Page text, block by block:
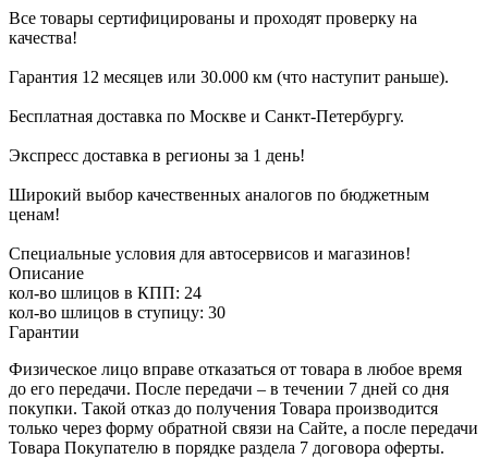
Все товары сертифицированы и проходят проверку на
качества!
Гарантия 12 месяцев или 30.000 км (что наступит раньше).
Бесплатная доставка по Москве и Санкт-Петербургу.
Экспресс доставка в регионы за 1 день!
Широкий выбор качественных аналогов по бюджетным
ценам!
Специальные условия для автосервисов и магазинов!
Описание
кол-во шлицов в КПП: 24
кол-во шлицов в ступицу: 30
Гарантии
Физическое лицо вправе отказаться от товара в любое время
до его передачи. После передачи – в течении 7 дней со дня
покупки. Такой отказ до получения Товара производится
только через форму обратной связи на Сайте, а после передачи
Товара Покупателю в порядке раздела 7 договора оферты.